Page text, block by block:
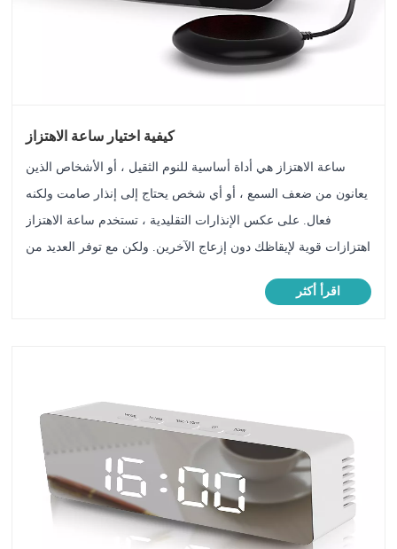
كيفية اختيار ساعة الاهتزاز
ساعة الاهتزاز هي أداة أساسية للنوم الثقيل ، أو الأشخاص الذين
يعانون من ضعف السمع ، أو أي شخص يحتاج إلى إنذار صامت ولكنه
فعال. على عكس الإنذارات التقليدية ، تستخدم ساعة الاهتزاز
اهتزازات قوية لإيقاظك دون إزعاج الآخرين. ولكن مع توفر العديد من
اقرأ أكثر